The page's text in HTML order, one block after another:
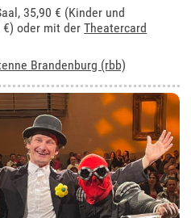
, 35,90 € (Kinder und
€) oder mit derTheatercard
Brandenburg (rbb)